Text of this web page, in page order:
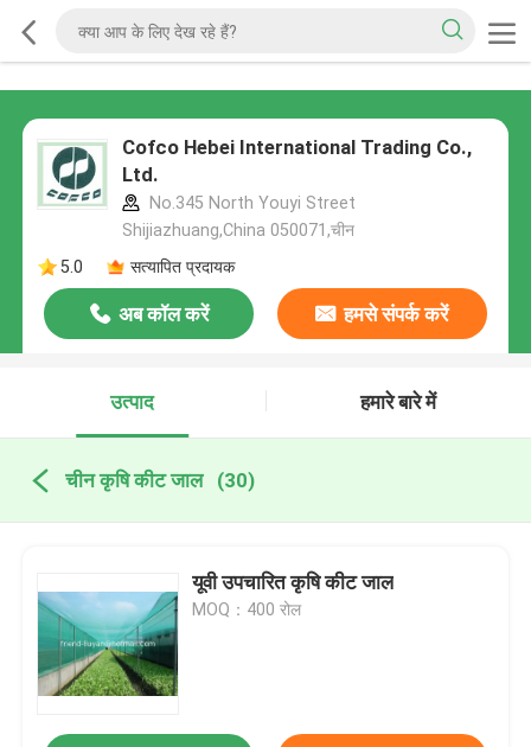
Cofco Hebei International Trading Co.,
Ltd.
No.345 North Youyi Street
Shijiazhuang,China 050071,चीन
5.0
सत्यापित प्रदायक
अब कॉल करें हमसे संपर्क करें
उत्पाद हमारे बारे में
चीन कृषि कीट जाल (30)
यूवी उपचारित कृषि कीट जाल
MOQ：400 रोल